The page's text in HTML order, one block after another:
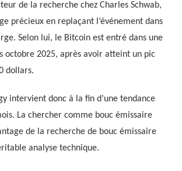
de la recherche chez Charles Schwab,
précieux en replaçant l’événement dans
Selon lui, le Bitcoin est entré dans une
octobre 2025, après avoir atteint un pic
dollars.
intervient donc à la fin d’une tendance
La chercher comme bouc émissaire
de la recherche de bouc émissaire
analyse technique.